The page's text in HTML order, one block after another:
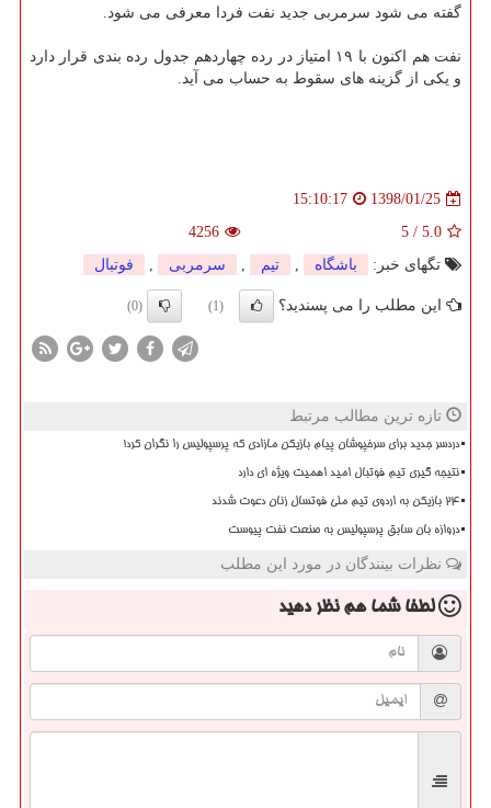
گفته می شود سرمربی جدید نفت فردا معرفی می شود.
نفت هم اكنون با ۱۹ امتیاز در رده چهاردهم جدول رده بندی قرار دارد
و یكی از گزینه های سقوط به حساب می آید.
1398/01/25
15:10:17
5.0
/
5
4256
تگهای خبر:
باشگاه , تیم , سرمربی , فوتبال
این مطلب را می پسندید؟ (1)
(0)
تازه ترین مطالب مرتبط
دردسر جدید برای سرخپوشان پیام بازیکن مازادی که پرسپولیس را نگران کرد!
نتیجه گیری تیم فوتبال امید اهمیت ویژه ای دارد
۲۴ بازیکن به اردوی تیم ملی فوتسال زنان دعوت شدند
دروازه بان سابق پرسپولیس به صنعت نفت پیوست
نظرات بینندگان در مورد این مطلب
لطفا شما همنظر دهید